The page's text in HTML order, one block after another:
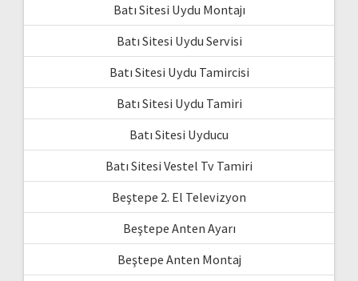
Batı Sitesi Uydu Montajı
Batı Sitesi Uydu Servisi
Batı Sitesi Uydu Tamircisi
Batı Sitesi Uydu Tamiri
Batı Sitesi Uyducu
Batı Sitesi Vestel Tv Tamiri
Beştepe 2. El Televizyon
Beştepe Anten Ayarı
Beştepe Anten Montaj